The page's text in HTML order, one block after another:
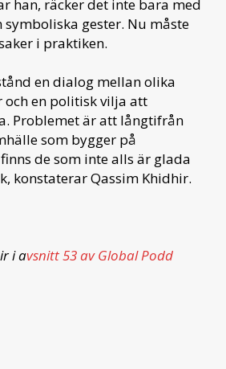
han, räcker det inte bara med
symboliska gester. Nu måste
i praktiken.
en dialog mellan olika
en politisk vilja att
Problemet är att långtifrån
som bygger på
de som inte alls är glada
konstaterar Qassim Khidhir.
i avsnitt 53 av Global Podd